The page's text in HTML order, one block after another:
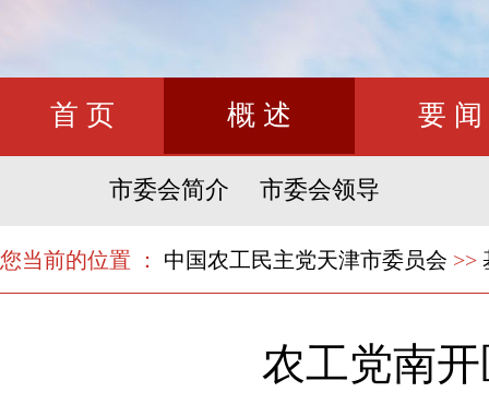
首 页 概 述 要 闻
市委会简介 市委会领导
您当前的位置 ： 中国农工民主党天津市委员会 >>
农工党南